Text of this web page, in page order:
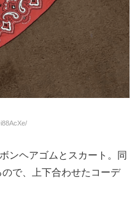
ンヘアゴムとスカート。同
で、上下合わせたコーデ